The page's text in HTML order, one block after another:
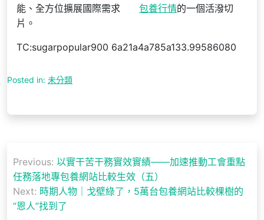
能、全方位擴展國際需求
包養行情的一個活潑切
片。
TC:sugarpopular900 6a21a4a785a133.99586080
Posted in: 未分類
章
導
覽
Previous: 以實干苦干務實效實績——加速推動工會重點
任務落地專包養網站比較生效（五）
Next: 時期人物｜戈壁綠了，5萬台包養網站比較棵樹的
“恩人”找到了